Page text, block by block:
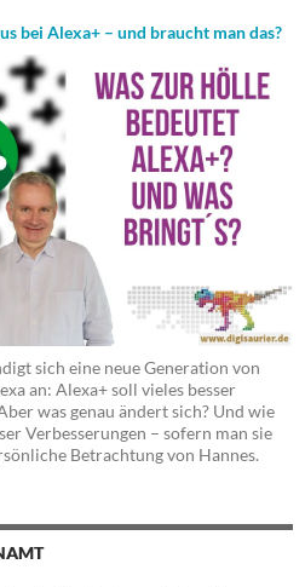
bei Alexa+ – und braucht man das?
sich eine neue Generation von
an: Alexa+ soll vieles besser
was genau ändert sich? Und wie
Verbesserungen – sofern man sie
Betrachtung von Hannes.